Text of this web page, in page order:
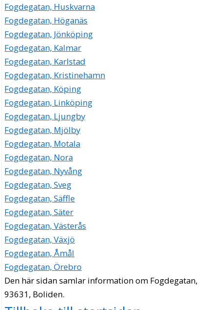
Fogdegatan, Huskvarna
Fogdegatan, Höganäs
Fogdegatan, Jönköping
Fogdegatan, Kalmar
Fogdegatan, Karlstad
Fogdegatan, Kristinehamn
Fogdegatan, Köping
Fogdegatan, Linköping
Fogdegatan, Ljungby
Fogdegatan, Mjölby
Fogdegatan, Motala
Fogdegatan, Nora
Fogdegatan, Nyvång
Fogdegatan, Sveg
Fogdegatan, Säffle
Fogdegatan, Säter
Fogdegatan, Västerås
Fogdegatan, Växjö
Fogdegatan, Åmål
Fogdegatan, Örebro
Den här sidan samlar information om Fogdegatan,
93631, Boliden.